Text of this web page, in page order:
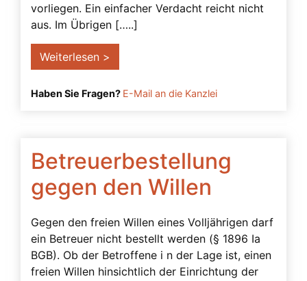
vorliegen. Ein einfacher Verdacht reicht nicht
aus. Im Übrigen […..]
Weiterlesen >
Haben Sie Fragen? E-Mail an die Kanzlei
Betreuerbestellung
gegen den Willen
Gegen den freien Willen eines Volljährigen darf
ein Betreuer nicht bestellt werden (§ 1896 Ia
BGB). Ob der Betroffene i n der Lage ist, einen
freien Willen hinsichtlich der Einrichtung der
Kontrollbetreuung
Kurator
Missbrauch der Vorsorgevollmacht
Nichteheliche Lebensgemeinschaft
Notarielle Beurkundung
Pflichten des Betreuers
Prokura
Prozessfähigkeit
Rechtsanwalt